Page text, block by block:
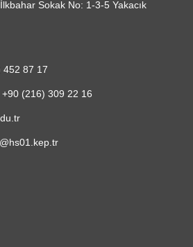
Sokak No: 1-3-5 Yakacık
452 87 17
(216) 309 22 16